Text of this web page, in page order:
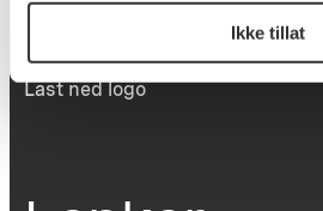
Ikke tillat
Dokumentasjonsskjema
Last ned logo